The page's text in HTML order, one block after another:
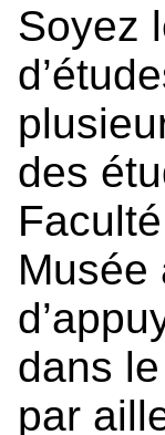
Soyez
des
Musée
dans
par